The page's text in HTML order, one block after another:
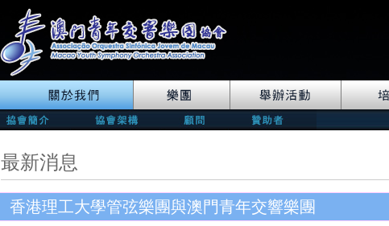
最新消息
香港理工大學管弦樂團與澳門青年交響樂團